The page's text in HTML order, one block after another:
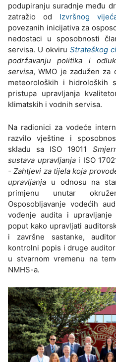
podupiranju suradnje među
zatražio od Izvršnog
povezanih inicijativa za
nedostaci u sposobnosti
servisa. U okviru Strateškog
podržavanju politika i
servisa, WMO je zadužen za
meteoroloških i hidroloških
pristupa upravljanja
klimatskih i vodnih servisa.
Na radionici za vodeće
razvilo vještine i
skladu sa ISO 19011
sustava upravljanjai ISO
- Zahtjevi za tijela koja
upravljanja u odnosu na
primjenu unutar
Osposobljavanje vodećih
vođenje audita i
poput kako upravljati
i završne sastanke,
kontrolni popis i druge
u stvarnom vremenu na
NMHS-a.